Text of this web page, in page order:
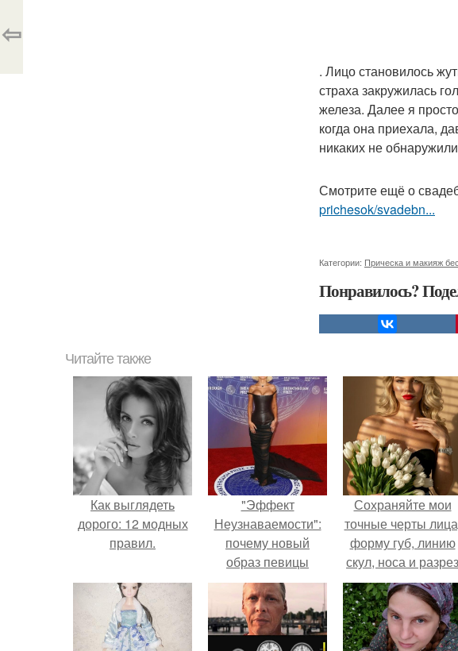
. Лицо становилось
страха закружилась
железа. Далее я
когда она приехала,
никаких не
Смотрите ещё о
prichesok/svadebn...
Категории: Прическа и макияж
Понравилось?
⇦
Читайте также
Как выглядеть
дорого: 12 модных
правил.
"Эффект
Неузнаваемости":
почему новый
образ певицы
вызвал споры о
гранях
возможного?
Сохраняйте мои
точные черты
форму губ, линию
скул, носа и разрез
глаз.